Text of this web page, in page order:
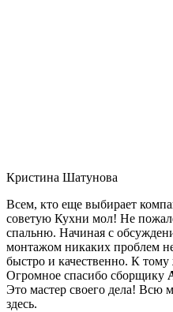
Кристина Шатунова
Всем, кто еще выбирает
советую Кухни мол! Не
спальню. Начиная с
монтажом никаких проблем
быстро и качественно. К
Огромное спасибо сборщику
Это мастер своего дела! Всю
здесь.